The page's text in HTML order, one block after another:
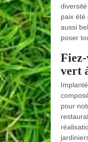
paix été
aussi
poser
vert
pour